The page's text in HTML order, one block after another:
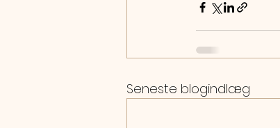
Seneste blogindlæg